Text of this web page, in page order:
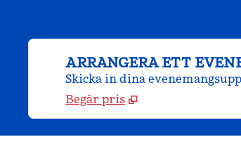
ARRANGERA ETT
Skicka in dina
Begär pris